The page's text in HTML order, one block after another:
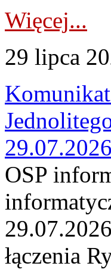
Więcej...
29 lipca
29.07.2026
OSP
łączenia